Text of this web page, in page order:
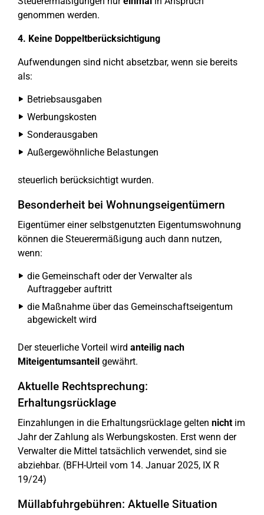
genommen werden.
4. Keine Doppeltberücksichtigung
Aufwendungen sind nicht absetzbar, wenn sie bereits
als:
Betriebsausgaben
Werbungskosten
Sonderausgaben
Außergewöhnliche Belastungen
steuerlich berücksichtigt wurden.
Besonderheit bei Wohnungseigentümern
Eigentümer einer selbstgenutzten Eigentumswohnung
können die Steuerermäßigung auch dann nutzen,
wenn:
die Gemeinschaft oder der Verwalter als
Auftraggeber auftritt
die Maßnahme über das Gemeinschaftseigentum
abgewickelt wird
Der steuerliche Vorteil wird anteilig nach
Miteigentumsanteil gewährt.
Aktuelle Rechtsprechung:
Erhaltungsrücklage
Einzahlungen in die Erhaltungsrücklage gelten nichtim
Jahr der Zahlung als Werbungskosten. Erst wenn der
Verwalter die Mittel tatsächlich verwendet, sind sie
abziehbar. (BFH-Urteil vom 14. Januar 2025, IX R
19/24)
Müllabfuhrgebühren: Aktuelle Situation